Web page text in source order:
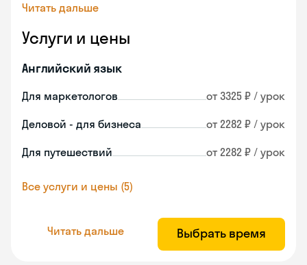
Читать дальше
Услуги и цены
Английский язык
Для маркетологов от 3325 ₽ / урок
Деловой - для бизнеса от 2282 ₽ / урок
Для путешествий от 2282 ₽ / урок
Все услуги и цены (5)
Читать дальше Выбрать время